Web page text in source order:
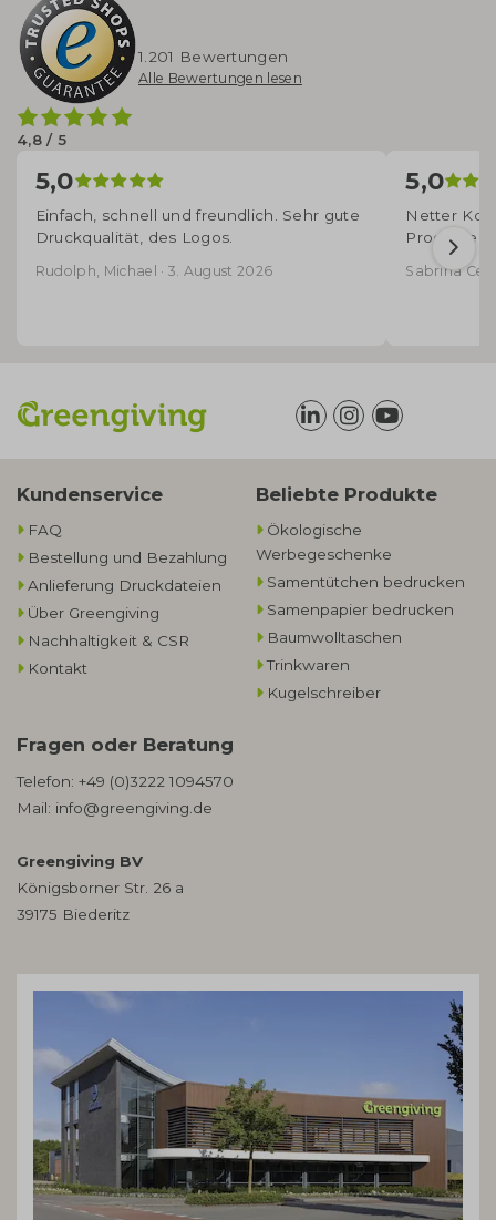
4,8 / 5
1.201 Bewertungen
Alle Bewertungen lesen
5,0
Einfach, schnell und freundlich. Sehr gute
Druckqualität, des Logos.
Rudolph, Michael · 3. August 2026
5,0
Netter
Produkte -
Sabrina
Kundenservice
FAQ
Bestellung und Bezahlung
Anlieferung Druckdateien
Über Greengiving
Nachhaltigkeit & CSR
Kontakt
Beliebte Produkte
Ökologische
Werbegeschenke​
Samentütchen bedrucken
Samenpapier bedrucken
Baumwolltaschen​
Trinkwaren
Kugelschreiber
Fragen oder Beratung
Telefon: +49 (0)3222 1094570
Mail: info@greengiving.de
Greengiving BV
Königsborner Str. 26 a
39175 Biederitz